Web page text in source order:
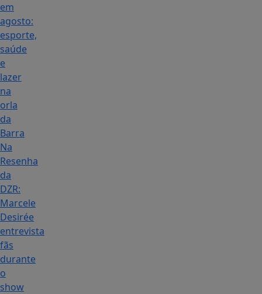
em
agosto:
esporte,
saúde
e
lazer
na
orla
da
Barra
Na
Resenha
da
DZR:
Marcele
Desirée
entrevista
fãs
durante
o
show